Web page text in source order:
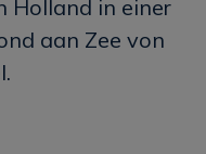
Holland in einer
aan Zee von